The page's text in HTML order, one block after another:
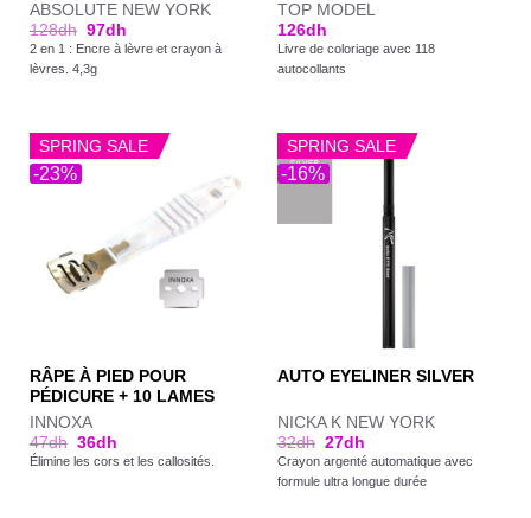
Note
4.00sur
5
ABSOLUTE NEW YORK
128dh 97dh
2 en 1 : Encre à lèvre et crayon à
lèvres. 4,3g
TOP MODEL
126dh
Livre de coloriage avec 118
autocollants
-23%
SPRING SALE
RÂPE À PIED POUR
PÉDICURE + 10 LAMES
INNOXA
47dh 36dh
Élimine les cors et les callosités.
-16%
SPRING SALE
AUTO EYELINER SILVER
NICKA K NEW YORK
32dh 27dh
Crayon argenté automatique avec
formule ultra longue durée